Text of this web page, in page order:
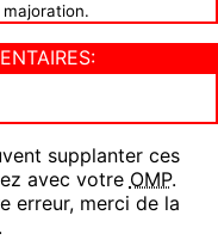
supplanter ces
avec votre OMP.
erreur, merci de la
.